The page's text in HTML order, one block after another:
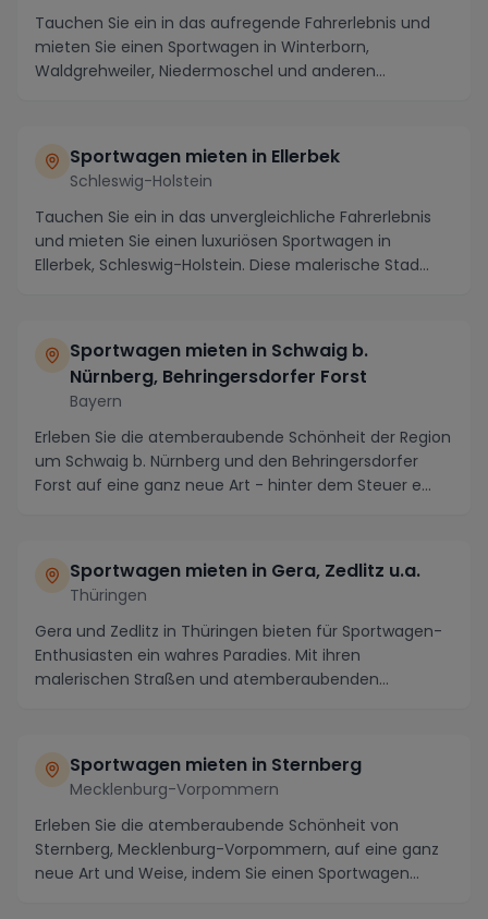
Tauchen Sie ein in das aufregende Fahrerlebnis und
mieten Sie einen Sportwagen in Winterborn,
Waldgrehweiler, Niedermoschel und anderen
Sportwagen mieten in Ellerbek
Schleswig-Holstein
Tauchen Sie ein in das unvergleichliche Fahrerlebnis
und mieten Sie einen luxuriösen Sportwagen in
Ellerbek, Schleswig-Holstein. Diese malerische Stad...
Sportwagen mieten in Schwaig b.
Nürnberg, Behringersdorfer Forst
Bayern
Erleben Sie die atemberaubende Schönheit der Region
um Schwaig b. Nürnberg und den Behringersdorfer
Forst auf eine ganz neue Art - hinter dem Steuer e...
Sportwagen mieten in Gera, Zedlitz u.a.
Thüringen
Gera und Zedlitz in Thüringen bieten für Sportwagen-
Enthusiasten ein wahres Paradies. Mit ihren
malerischen Straßen und atemberaubenden
Sportwagen mieten in Sternberg
Mecklenburg-Vorpommern
Erleben Sie die atemberaubende Schönheit von
Sternberg, Mecklenburg-Vorpommern, auf eine ganz
neue Art und Weise, indem Sie einen Sportwagen